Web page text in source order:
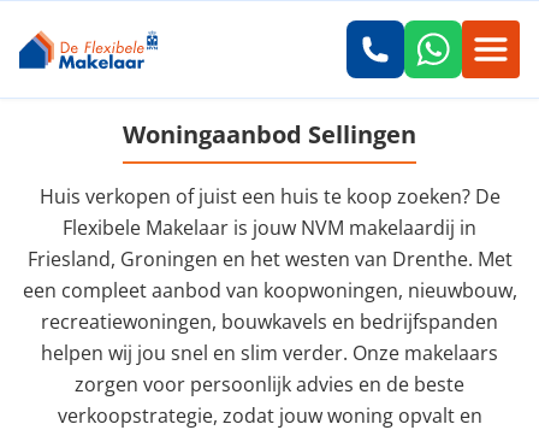
Woningaanbod Sellingen
Huis verkopen of juist een huis te koop zoeken? De
Flexibele Makelaar is jouw NVM makelaardij in
Friesland, Groningen en het westen van Drenthe. Met
een compleet aanbod van koopwoningen, nieuwbouw,
recreatiewoningen, bouwkavels en bedrijfspanden
helpen wij jou snel en slim verder. Onze makelaars
zorgen voor persoonlijk advies en de beste
verkoopstrategie, zodat jouw woning opvalt en